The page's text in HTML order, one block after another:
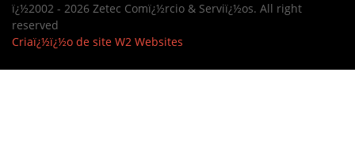
ï¿½2002 - 2026 Zetec Comï¿½rcio & Serviï¿½os. All right
reserved
Criaï¿½ï¿½o de site W2 Websites